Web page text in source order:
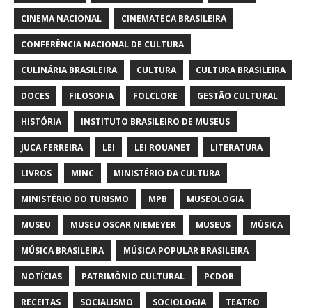
CINEMA NACIONAL CINEMATECA BRASILEIRA
CONFERÊNCIA NACIONAL DE CULTURA
CULINÁRIA BRASILEIRA CULTURA CULTURA BRASILEIRA
DOCES FILOSOFIA FOLCLORE GESTÃO CULTURAL
HISTÓRIA INSTITUTO BRASILEIRO DE MUSEUS
JUCA FERREIRA LEI LEI ROUANET LITERATURA
LIVROS MINC MINISTÉRIO DA CULTURA
MINISTÉRIO DO TURISMO MPB MUSEOLOGIA
MUSEU MUSEU OSCAR NIEMEYER MUSEUS MÚSICA
MÚSICA BRASILEIRA MÚSICA POPULAR BRASILEIRA
NOTÍCIAS PATRIMÔNIO CULTURAL PCDOB
RECEITAS SOCIALISMO SOCIOLOGIA TEATRO